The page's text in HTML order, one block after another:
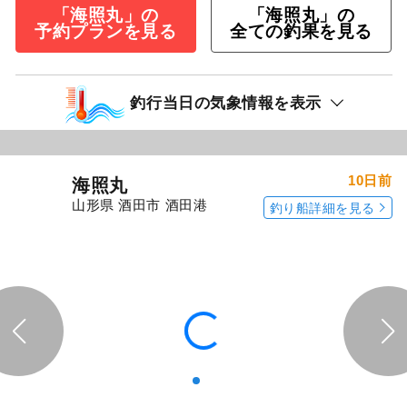
「海照丸」の
予約プランを見る
「海照丸」の
全ての釣果を見る
釣行当日の気象情報を表示
海照丸
山形県 酒田市 酒田港
10日前
釣り船詳細を見る